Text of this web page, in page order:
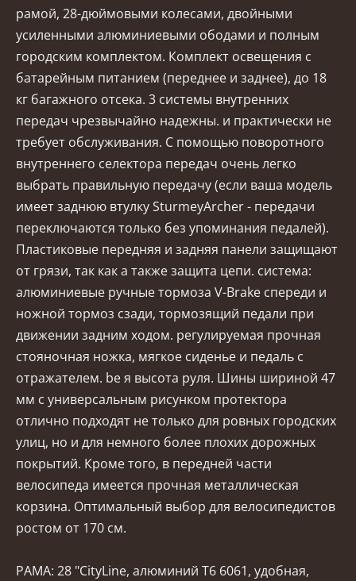
рамой, 28-дюймовыми колесами, двойными
усиленными алюминиевыми ободами и полным
городским комплектом. Комплект освещения с
батарейным питанием (переднее и заднее), до 18
кг багажного отсека. 3 системы внутренних
передач чрезвычайно надежны. и практически не
требует обслуживания. С помощью поворотного
внутреннего селектора передач очень легко
выбрать правильную передачу (если ваша модель
имеет заднюю втулку SturmeyArcher - передачи
переключаются только без упоминания педалей).
Пластиковые передняя и задняя панели защищают
от грязи, так как а также защита цепи. система:
алюминиевые ручные тормоза V-Brake спереди и
ножной тормоз сзади, тормозящий педали при
движении задним ходом. регулируемая прочная
стояночная ножка, мягкое сиденье и педаль с
отражателем. be я высота руля. Шины шириной 47
мм с универсальным рисунком протектора
отлично подходят не только для ровных городских
улиц, но и для немного более плохих дорожных
покрытий. Кроме того, в передней части
велосипеда имеется прочная металлическая
корзина. Оптимальный выбор для велосипедистов
ростом от 170 см.
РАМА: 28 "CityLine, алюминий T6 6061, удобная,